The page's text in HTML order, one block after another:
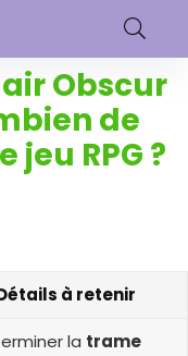
Obscur
de
RPG ?
à retenir
la trame